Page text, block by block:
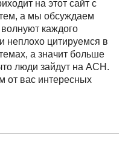
на этот сайт с
а мы обсуждаем
каждого
неплохо цитируемся в
а значит больше
люди зайдут на АСН.
от вас интересных